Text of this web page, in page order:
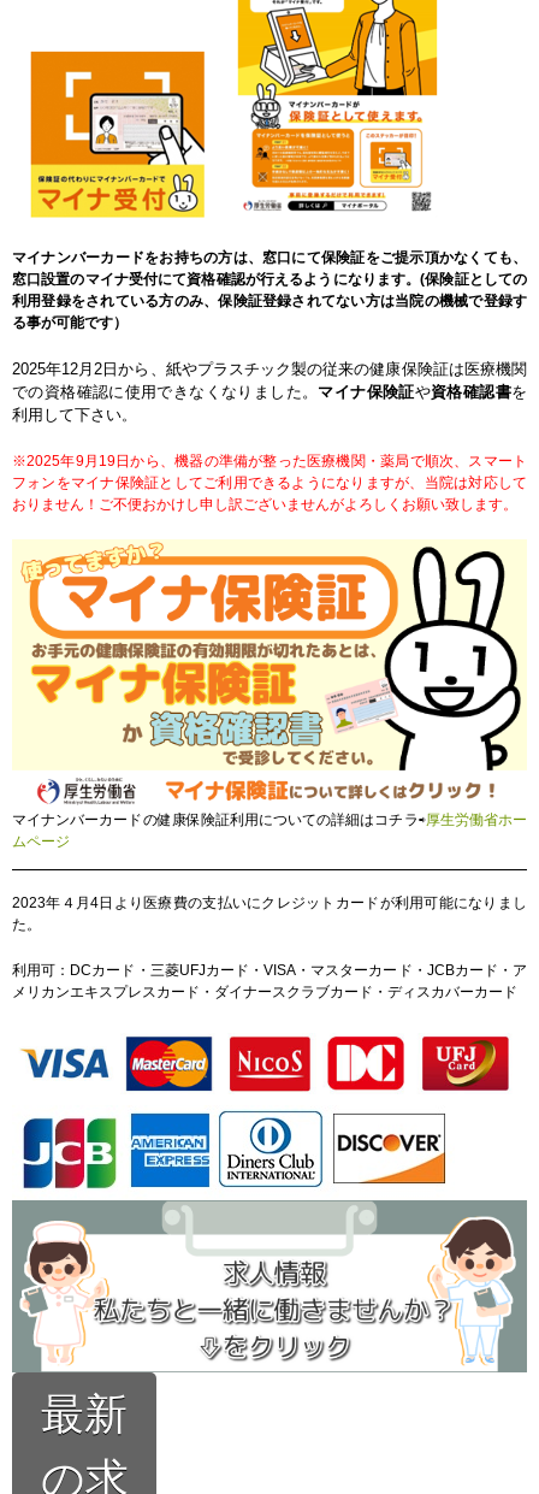
マイナンバーカードをお持ちの方は、窓口にて保険証をご提示頂かなくても、
窓口設置のマイナ受付にて資格確認が行えるようになります。(保険証としての
利用登録をされている方のみ、保険証登録されてない方は当院の機械で登録す
る事が可能です）
2025年12月2日から、紙やプラスチック製の従来の健康保険証は医療機関
での資格確認に使用できなくなりました。 マイナ保険証や資格確認書を
利用して下さい。
※2025年9月19日から、機器の準備が整った医療機関・薬局で順次、スマート
フォンをマイナ保険証としてご利用できるようになりますが、当院は対応して
おりません！ご不便おかけし申し訳ございませんがよろしくお願い致します。
マイナンバーカードの健康保険証利用についての詳細はコチラ⇨厚生労働省ホー
ムページ
2023年４月4日より医療費の支払いにクレジットカードが利用可能になりまし
た。
利用可：DCカード・三菱UFJカード・VISA・マスターカード・JCBカード・ア
メリカンエキスプレスカード・ダイナースクラブカード・ディスカバーカード
最新
の求